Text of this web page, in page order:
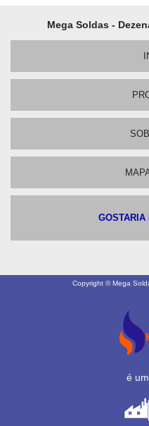
Mega Soldas -
GOSTARIA
Copyright © Mega
é